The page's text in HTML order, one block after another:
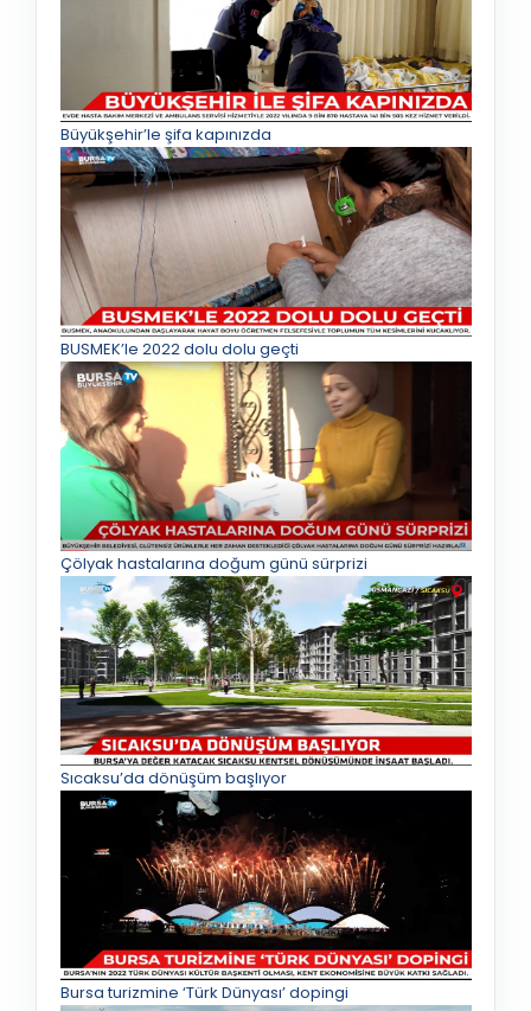
Büyükşehir’le şifa kapınızda
BUSMEK’le 2022 dolu dolu geçti
Çölyak hastalarına doğum günü sürprizi
Sıcaksu’da dönüşüm başlıyor
Bursa turizmine ‘Türk Dünyası’ dopingi